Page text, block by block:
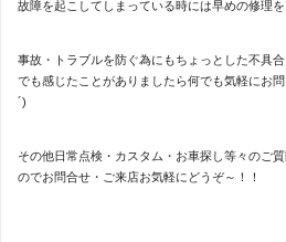
故障を起こしてしまっている時には早めの修理を
事故・トラブルを防ぐ為にもちょっとした不具
でも感じたことがありましたら何でも気軽にお
´)ゞ
その他日常点検・カスタム・お車探し等々のご
のでお問合せ・ご来店お気軽にどうぞ～！！